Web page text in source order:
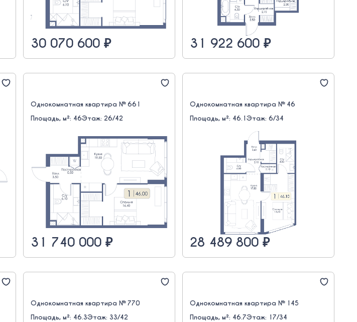
30 070 600 ₽ 31 922 600 ₽
Однокомнатная квартира № 661
Площадь, м²: 46Этаж: 26/42
31 740 000 ₽
Однокомнатная квартира № 46
Площадь, м²: 46.1Этаж: 6/34
28 489 800 ₽
Однокомнатная квартира № 770
Площадь, м²: 46.3Этаж: 33/42
Однокомнатная квартира № 145
Площадь, м²: 46.7Этаж: 17/34